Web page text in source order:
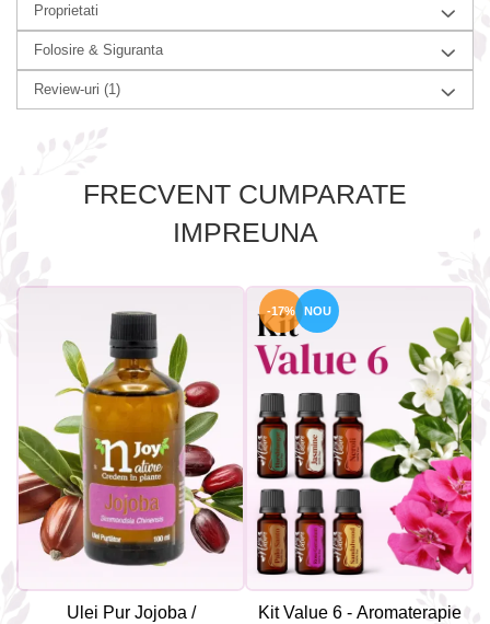
Proprietati
Folosire & Siguranta
Review-uri (1)
FRECVENT CUMPARATE
IMPREUNA
Ulei Pur Jojoba /
-17% NOU
Kit Value 6 - Aromaterapie